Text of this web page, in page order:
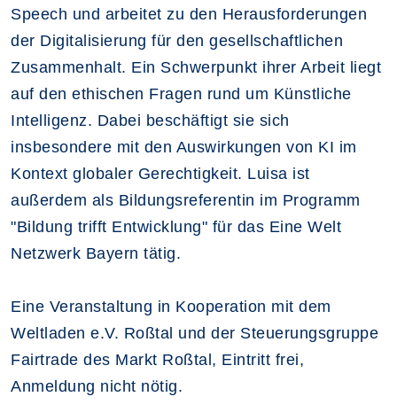
Speech und arbeitet zu den Herausforderungen
der Digitalisierung für den gesellschaftlichen
Zusammenhalt. Ein Schwerpunkt ihrer Arbeit liegt
auf den ethischen Fragen rund um Künstliche
Intelligenz. Dabei beschäftigt sie sich
insbesondere mit den Auswirkungen von KI im
Kontext globaler Gerechtigkeit. Luisa ist
außerdem als Bildungsreferentin im Programm
"Bildung trifft Entwicklung" für das Eine Welt
Netzwerk Bayern tätig.
Eine Veranstaltung in Kooperation mit dem
Weltladen e.V. Roßtal und der Steuerungsgruppe
Fairtrade des Markt Roßtal, Eintritt frei,
Anmeldung nicht nötig.